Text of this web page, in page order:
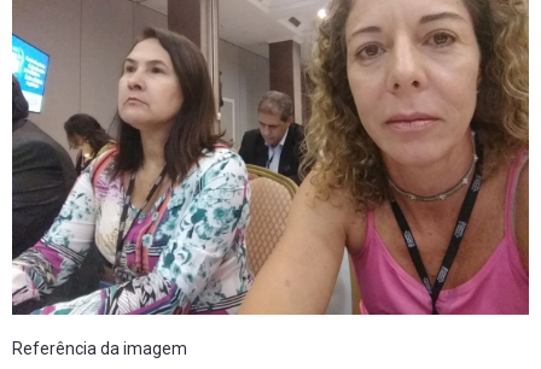
Referência da imagem